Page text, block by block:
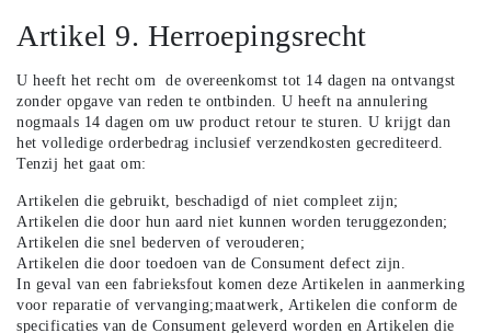
Artikel 9. Herroepingsrecht
U heeft het recht om de overeenkomst tot 14 dagen na ontvangst
zonder opgave van reden te ontbinden. U heeft na annulering
nogmaals 14 dagen om uw product retour te sturen. U krijgt dan
het volledige orderbedrag inclusief verzendkosten gecrediteerd.
Tenzij het gaat om:
Artikelen die gebruikt, beschadigd of niet compleet zijn;
Artikelen die door hun aard niet kunnen worden teruggezonden;
Artikelen die snel bederven of verouderen;
Artikelen die door toedoen van de Consument defect zijn.
In geval van een fabrieksfout komen deze Artikelen in aanmerking
voor reparatie of vervanging;maatwerk, Artikelen die conform de
specificaties van de Consument geleverd worden en Artikelen die